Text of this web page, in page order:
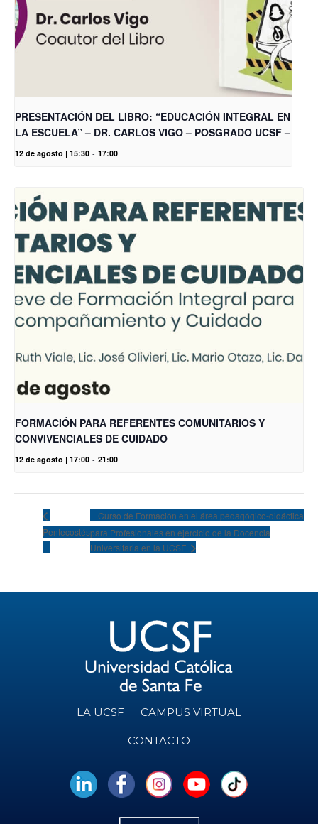
PRESENTACIÓN DEL LIBRO: “EDUCACIÓN INTEGRAL EN
LA ESCUELA” – DR. CARLOS VIGO – POSGRADO UCSF –
12 de agosto | 15:30 - 17:00
FORMACIÓN PARA REFERENTES COMUNITARIOS Y
CONVIVENCIALES DE CUIDADO
12 de agosto | 17:00 - 21:00
Pentecostés
Curso de Formación en el área pedagógico-didáctica
para Profesionales en ejercicio de la Docencia
Universitaria en la UCSF
LA UCSF CAMPUS VIRTUAL
CONTACTO